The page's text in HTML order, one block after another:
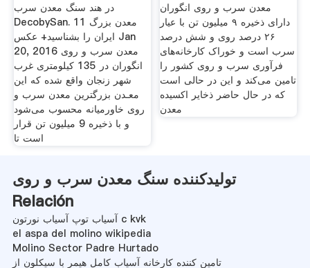
در هند سنگ معدن سرب
DecobySan. 11 معدن بزرگ
ایران را بشناسید+ عکس Jan
20, 2016 معدن سرب و روی
انگوران در 135 کیلومتری غرب
شهر زنجان واقع شده که این
معـدن بزرگترین معدن سرب و
روی خاورمیانه محسوب می‌شود
و با ذخیره 9 میلیون تن قرار
است تا
معدن سرب و روی انگوران
دارای ذخیره ۹ میلیون تن با عیار
۲۶ درصد روی و شش درصد
سرب است و خوراک کارخانه‌های
فرآوری سرب و روی کشور را
تامین می‌کند و این در حالی است
که در حال حاضر ذخایر اکسیده
معدن
تولیدکننده سنگ معدن سرب و روی
Relación
آسیاب توپ آسیاب نورتون c kvk
el aspa del molino wikipedia
Molino Sector Padre Hurtado
تامین کننده کارخانه آسیاب کامل هیمر با سیکلون از